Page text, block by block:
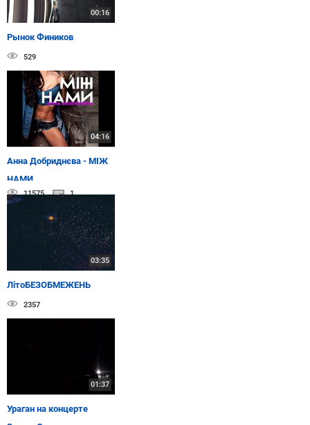
00:16
Рынок Фиников
529
04:16
Анна Добриднєва - МІЖ
НАМИ
11575 1
03:35
ЛітоБЕЗОБМЕЖЕНЬ
2357
01:37
Ураган на концерте